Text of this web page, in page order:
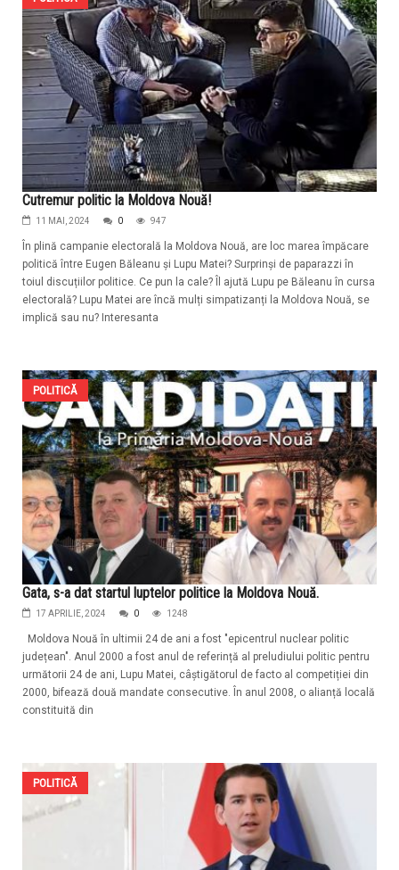
Cutremur politic la Moldova Nouă!
11 MAI, 2024 0 947
În plină campanie electorală la Moldova Nouă, are loc marea împăcare
politică între Eugen Băleanu și Lupu Matei? Surprinși de paparazzi în
toiul discuțiilor politice. Ce pun la cale? Îl ajută Lupu pe Băleanu în cursa
electorală? Lupu Matei are încă mulți simpatizanți la Moldova Nouă, se
implică sau nu? Interesanta
POLITICĂ
Gata, s-a dat startul luptelor politice la Moldova Nouă.
17 APRILIE, 2024 0 1248
Moldova Nouă în ultimii 24 de ani a fost "epicentrul nuclear politic
județean". Anul 2000 a fost anul de referință al preludiului politic pentru
următorii 24 de ani, Lupu Matei, câștigătorul de facto al competiției din
2000, bifează două mandate consecutive. În anul 2008, o alianță locală
constituită din
POLITICĂ